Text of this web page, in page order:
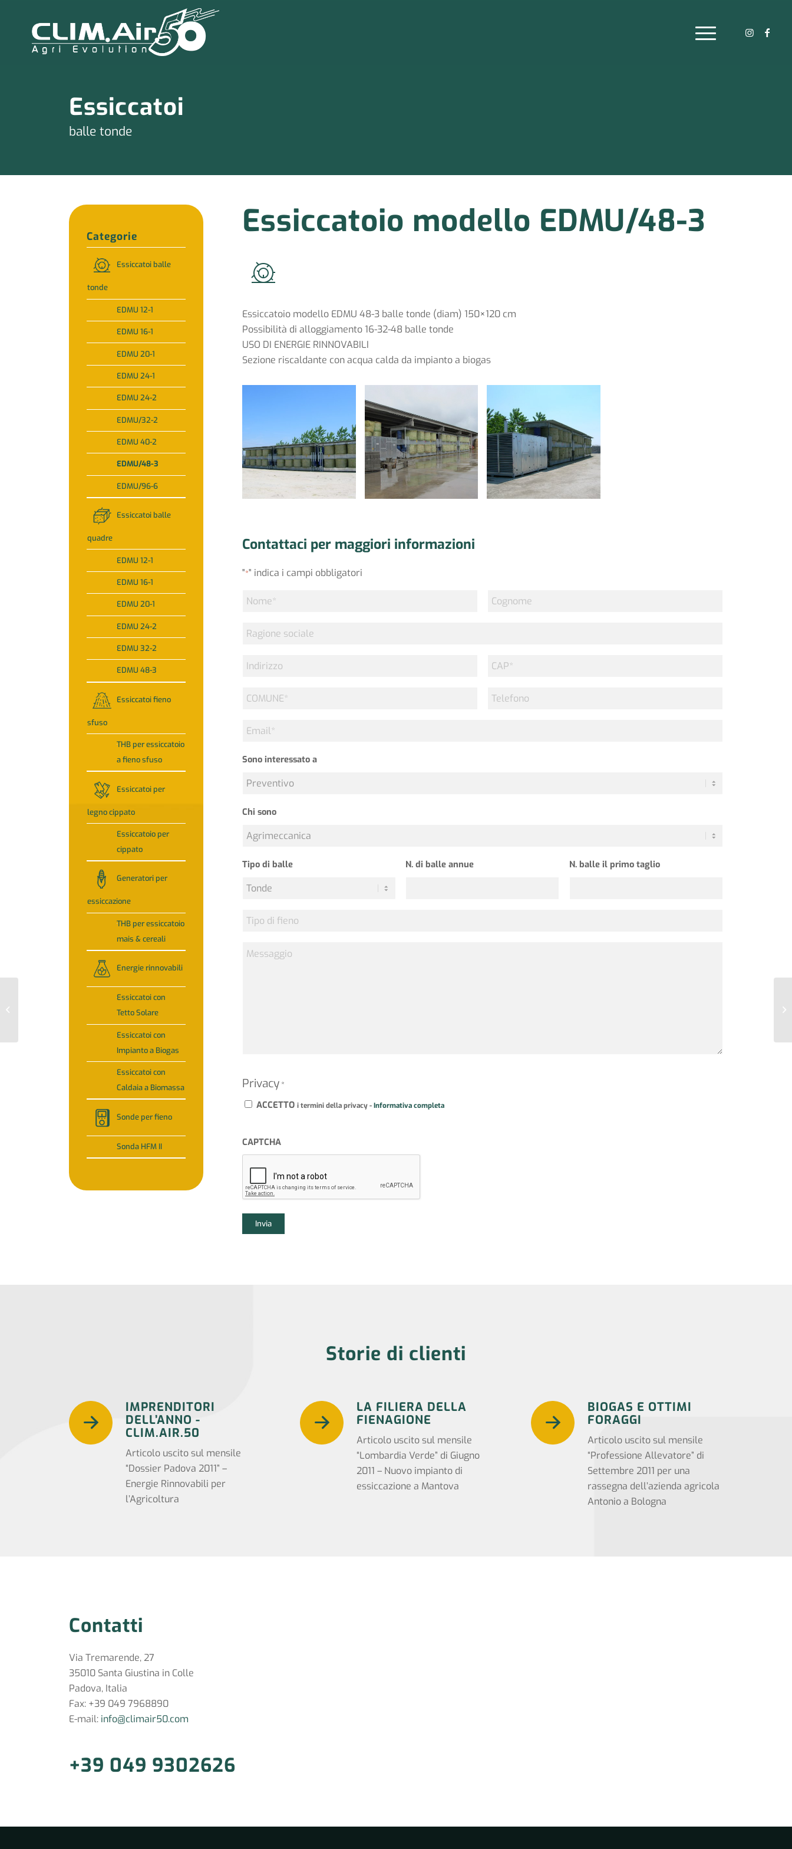
Essiccatoi
balle tonde
Categorie
Essiccatoi balle
tonde
EDMU 12-1
EDMU 16-1
EDMU 20-1
EDMU 24-1
EDMU 24-2
EDMU/32-2
EDMU 40-2
EDMU/48-3
EDMU/96-6
Essiccatoi balle
quadre
EDMU 12-1
EDMU 16-1
EDMU 20-1
EDMU 24-2
EDMU 32-2
EDMU 48-3
Essiccatoi fieno
sfuso
THB per essiccatoio
a fieno sfuso
Essiccatoi per
legno cippato
Essiccatoio per
cippato
Generatori per
essiccazione
THB per essiccatoio
mais & cereali
Energie rinnovabili
Essiccatoi con
Tetto Solare
Essiccatoi con
Impianto a Biogas
Essiccatoi con
Caldaia a Biomassa
Sonde per fieno
Sonda HFM II
Essiccatoio modello EDMU/48-3
Essiccatoio modello EDMU 48-3 balle tonde (diam) 150×120 cm
Possibilità di alloggiamento 16-32-48 balle tonde
USO DI ENERGIE RINNOVABILI
Sezione riscaldante con acqua calda da impianto a biogas
Contattaci per maggiori informazioni
"*" indica i campi obbligatori
Nome Cognome
Ragione
Indirizzo
CAP
COMUNE Telefono
Email
Sono interessato a
Chi sono
Tipo di balle N. di balle annue N. balle il primo taglio
Tipo
Messaggio
Privacy *
ACCETTOi termini della privacy -Informativa completa
CAPTCHA
Storie di clienti
IMPRENDITORI
DELL’ANNO -
CLIM.AIR.50
Articolo uscito sul mensile
“Dossier Padova 2011” –
Energie Rinnovabili per
l’Agricoltura
LA FILIERA DELLA
FIENAGIONE
Articolo uscito sul mensile
“Lombardia Verde” di Giugno
2011 – Nuovo impianto di
essiccazione a Mantova
BIOGAS E OTTIMI
FORAGGI
Articolo uscito sul mensile
“Professione Allevatore” di
Settembre 2011 per una
rassegna dell’azienda agricola
Antonio a Bologna
Contatti
Via Tremarende, 27
35010 Santa Giustina in Colle
Padova, Italia
Fax: +39 049 7968890
E-mail: info@climair50.com
+39 049 9302626